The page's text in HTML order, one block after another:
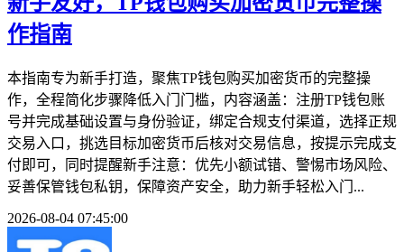
作指南
本指南专为新手打造，聚焦TP钱包购买加密货币的完整操
作，全程简化步骤降低入门门槛，内容涵盖：注册TP钱包账
号并完成基础设置与身份验证，绑定合规支付渠道，选择正规
交易入口，挑选目标加密货币后核对交易信息，按提示完成支
付即可，同时提醒新手注意：优先小额试错、警惕市场风险、
妥善保管钱包私钥，保障资产安全，助力新手轻松入门...
2026-08-04 07:45:00